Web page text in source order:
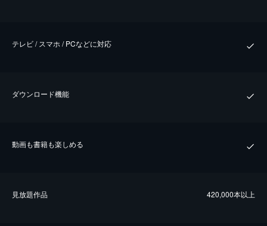
テレビ / スマホ / PCなどに対応
ダウンロード機能
動画も書籍も楽しめる
⾒放題作品 420,000本以上